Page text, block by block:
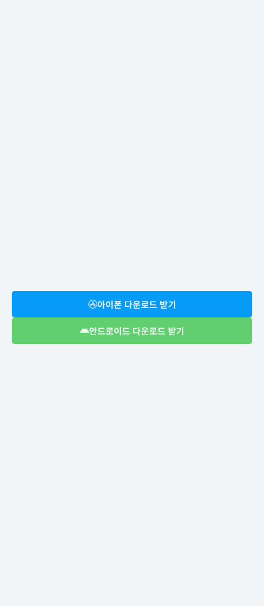
아이폰 다운로드 받기
안드로이드 다운로드 받기